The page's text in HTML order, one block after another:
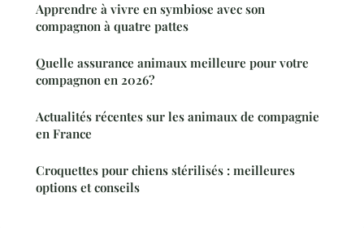
Apprendre à vivre en symbiose avec son
compagnon à quatre pattes
Quelle assurance animaux meilleure pour votre
compagnon en 2026?
Actualités récentes sur les animaux de compagnie
en France
Croquettes pour chiens stérilisés : meilleures
options et conseils